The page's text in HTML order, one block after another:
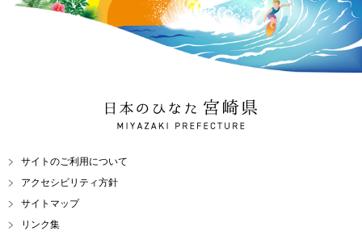
日本のひなた 宮崎県
MIYAZAKI PREFECTURE
サイトのご利用について
アクセシビリティ方針
サイトマップ
リンク集